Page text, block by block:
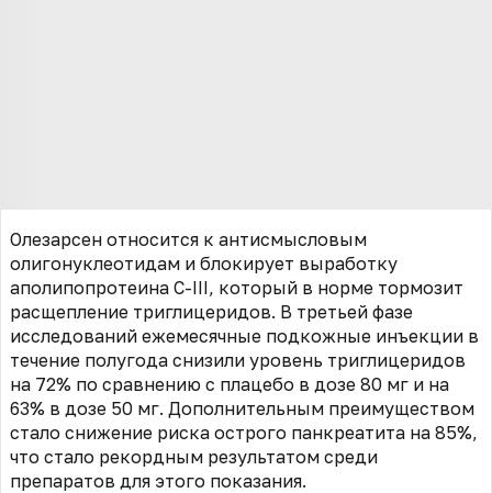
Олезарсен относится к антисмысловым
олигонуклеотидам и блокирует выработку
аполипопротеина C-III, который в норме тормозит
расщепление триглицеридов. В третьей фазе
исследований ежемесячные подкожные инъекции в
течение полугода снизили уровень триглицеридов
на 72% по сравнению с плацебо в дозе 80 мг и на
63% в дозе 50 мг. Дополнительным преимуществом
стало снижение риска острого панкреатита на 85%,
что стало рекордным результатом среди
препаратов для этого показания.